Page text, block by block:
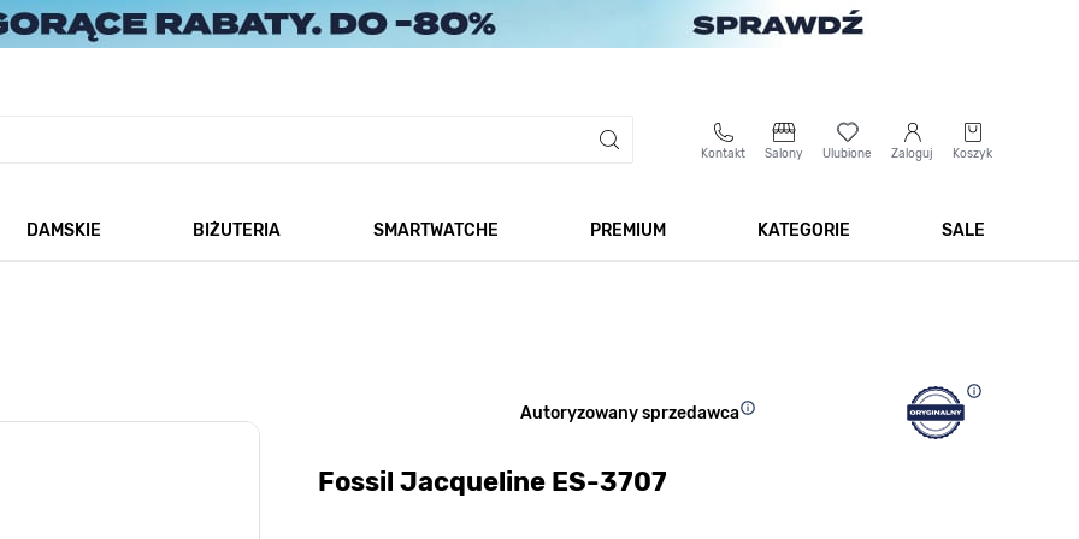
Kontakt Salony Ulubione Zaloguj Koszyk
DAMSKIE
BIŻUTERIA
SMARTWATCHE
PREMIUM
KATEGORIE
SALE
Autoryzowany sprzedawca
Fossil Jacqueline ES-3707